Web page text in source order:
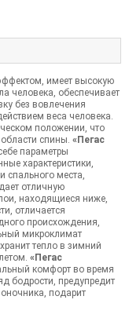
имеет высокую
человека, обеспечивает
без вовлечения
веса человека.
положении, что
спины. «Пегас
параметры
характеристики,
спального места,
отличную
находящиеся ниже,
отличается
происхождения,
микроклимат
тепло в зимний
«Пегас
комфорт во время
бодрости, предупредит
подарит